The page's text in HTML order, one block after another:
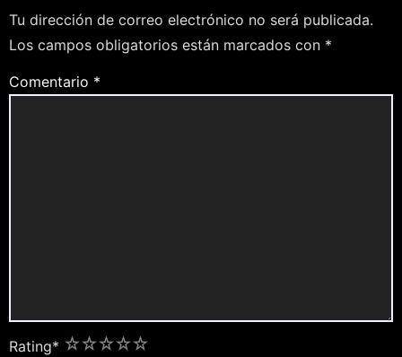
Tu dirección de correo electrónico no será publicada.
Los campos obligatorios están marcados con *
Comentario *
Rating* 5
4
3
2
1